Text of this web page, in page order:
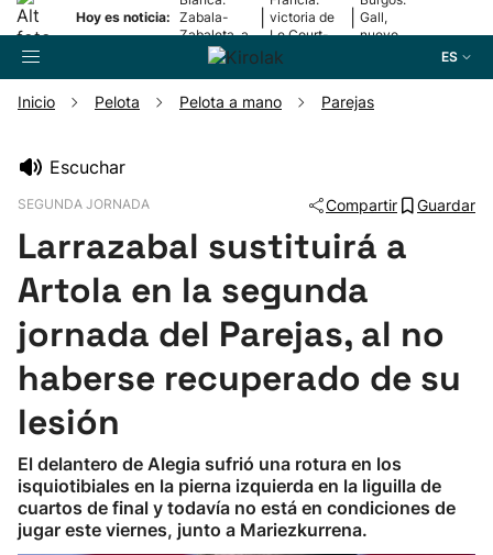
Hoy es noticia: Zabala-
Zabaleta, a
la final
victoria de
Le Court-
Pienaar
Gall,
nuevo
ES
Pelota
Remo
Ciclismo
Herri-kirolak
Inicio Pelota Pelota a mano Parejas
Escuchar
SEGUNDA JORNADA Compartir Guardar
Larrazabal sustituirá a
Artola en la segunda
jornada del Parejas, al no
haberse recuperado de su
lesión
El delantero de Alegia sufrió una rotura en los
isquiotibiales en la pierna izquierda en la liguilla de
cuartos de final y todavía no está en condiciones de
jugar este viernes, junto a Mariezkurrena.